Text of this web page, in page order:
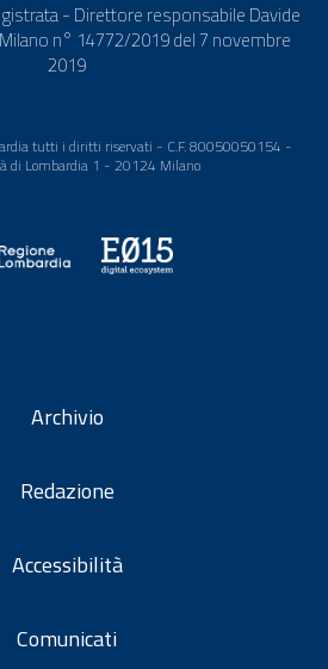
- Direttore responsabile Davide
n° 14772/2019 del 7 novembre
2019
tutti i diritti riservati - C.F. 80050050154 -
di Lombardia 1 - 20124 Milano
Archivio
Redazione
Accessibilità
Comunicati